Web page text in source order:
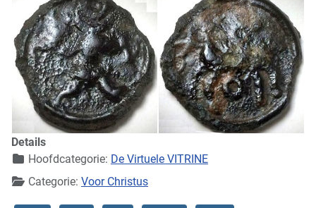
Details
Hoofdcategorie: De Virtuele VITRINE
Categorie: Voor Christus